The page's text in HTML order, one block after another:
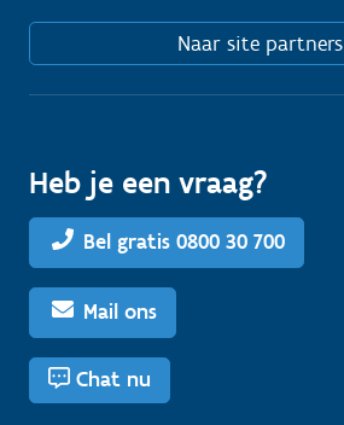
Naar site partners
Heb je een vraag?
Bel gratis 0800 30 700
Mail ons
Chat nu